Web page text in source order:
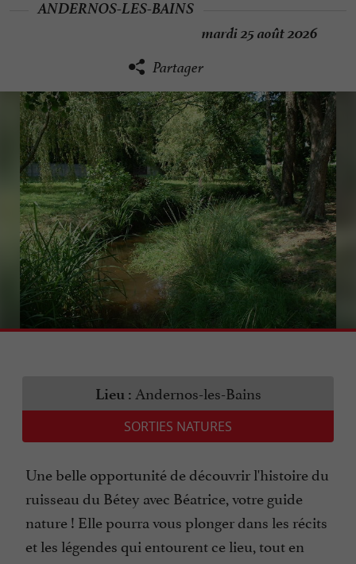
ANDERNOS-LES-BAINS
mardi 25 août 2026
Partager
Lieu : Andernos-les-Bains
SORTIES NATURES
Une belle opportunité de découvrir l'histoire du
ruisseau du Bétey avec Béatrice, votre guide
nature ! Elle pourra vous plonger dans les récits
et les légendes qui entourent ce lieu, tout en